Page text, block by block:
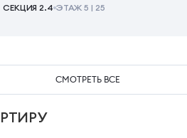
СМОТРЕТЬ ВСЕ
СЕКЦИЯ 2.4 ЭТАЖ 5 | 25